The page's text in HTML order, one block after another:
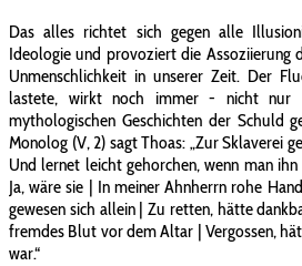
Das alles richtet sich gegen alle
Ideologie und provoziert die Assoziierung
Unmenschlichkeit in unserer Zeit. Der
lastete, wirkt noch immer - nicht nur
mythologischen Geschichten der Schuld
Monolog (V, 2) sagt Thoas: „Zur Sklaverei
Und lernet leicht gehorchen, wenn man
Ja, wäre sie | In meiner Ahnherrn rohe
gewesen sich allein | Zu retten, hätte
fremdes Blut vor dem Altar | Vergossen,
war.“